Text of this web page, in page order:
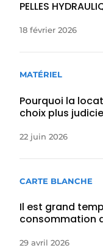
PELLES
18 février 2026
MATÉRIEL
Pourquoi la
choix plus
22 juin 2026
CARTE BLANCHE
Il est grand
consommation
29 avril 2026